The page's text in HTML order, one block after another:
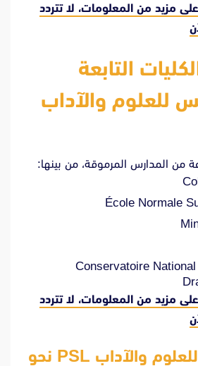
مزيد من المعلومات، لا تتردد
التابعة
للعلوم والآداب
من المدارس المرموقة، من بينها:
École Normale
Conservatoire National
مزيد من المعلومات، لا تتردد
جامعة باريس للعلوم والآداب PSL نحو